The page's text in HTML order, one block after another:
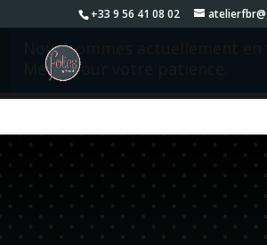
+33 9 56 41 08 02
Nous sommes actuellement en
Merci pour votre patience.